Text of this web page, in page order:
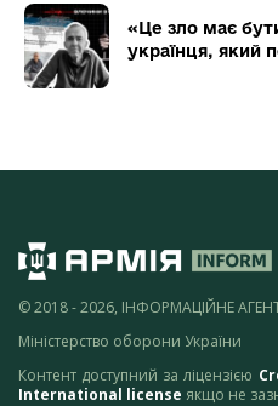
«Це зло має
українця, який
© 2018 - 2026, ІНФОРМАЦІЙНЕ
Міністерство оборони України
Контент доступний за ліцензією
International license якщо не